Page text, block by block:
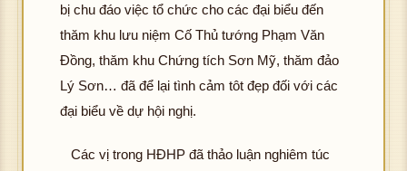
bị chu đáo việc tổ chức cho các đại biểu đến
thăm khu lưu niệm Cố Thủ tướng Phạm Văn
Đồng, thăm khu Chứng tích Sơn Mỹ, thăm đảo
Lý Sơn… đã để lại tình cảm tôt đẹp đối với các
đại biểu về dự hội nghị.
Các vị trong HĐHP đã thảo luận nghiêm túc